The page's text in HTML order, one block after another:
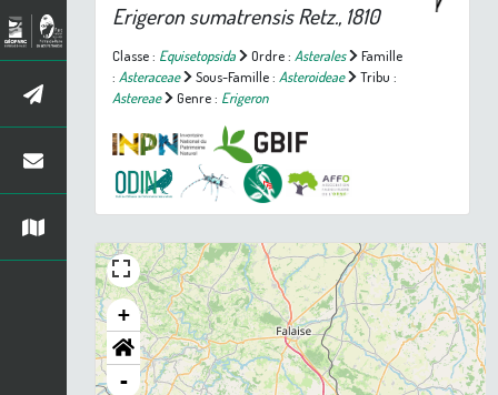
Erigeron sumatrensisRetz., 1810
Classe : Equisetopsida Ordre : Asterales
Famille
: Asteraceae Sous-Famille : Asteroideae
Tribu :
Astereae
Genre : Erigeron
+
-